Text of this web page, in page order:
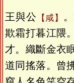
王與公 咸
欺霜打暮江隈
才。織斷金衣
道同搖落。曾